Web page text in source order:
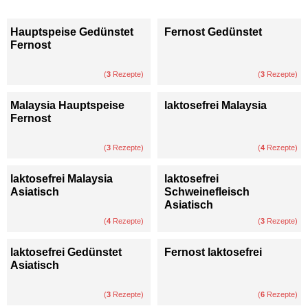
Hauptspeise Gedünstet
Fernost
(3 Rezepte)
Fernost Gedünstet
(3 Rezepte)
Malaysia Hauptspeise
Fernost
(3 Rezepte)
laktosefrei Malaysia
(4 Rezepte)
laktosefrei Malaysia
Asiatisch
(4 Rezepte)
laktosefrei
Schweinefleisch
Asiatisch
(3 Rezepte)
laktosefrei Gedünstet
Asiatisch
(3 Rezepte)
Fernost laktosefrei
(6 Rezepte)